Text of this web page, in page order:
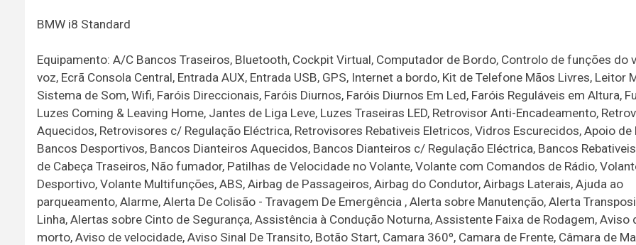
BMW i8 Standard
Equipamento: A/C Bancos Traseiros, Bluetooth, Cockpit Virtual, Computador de Bordo, Controlo de funções do
voz, Ecrã Consola Central, Entrada AUX, Entrada USB, GPS, Internet a bordo, Kit de Telefone Mãos Livres, Leitor
Sistema de Som, Wifi, Faróis Direccionais, Faróis Diurnos, Faróis Diurnos Em Led, Faróis Reguláveis em Altura,
Luzes Coming & Leaving Home, Jantes de Liga Leve, Luzes Traseiras LED, Retrovisor Anti-Encadeamento,
Aquecidos, Retrovisores c/ Regulação Eléctrica, Retrovisores Rebativeis Eletricos, Vidros Escurecidos, Apoio de
Bancos Desportivos, Bancos Dianteiros Aquecidos, Bancos Dianteiros c/ Regulação Eléctrica, Bancos
de Cabeça Traseiros, Não fumador, Patilhas de Velocidade no Volante, Volante com Comandos de Rádio,
Desportivo, Volante Multifunções, ABS, Airbag de Passageiros, Airbag do Condutor, Airbags Laterais, Ajuda ao
parqueamento, Alarme, Alerta De Colisão - Travagem De Emergência , Alerta sobre Manutenção, Alerta
Linha, Alertas sobre Cinto de Segurança, Assistência à Condução Noturna, Assistente Faixa de Rodagem, Aviso
morto, Aviso de velocidade, Aviso Sinal De Transito, Botão Start, Camara 360º, Camara de Frente, Câmara de